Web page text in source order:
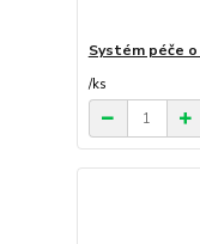
Systém péče
/ks